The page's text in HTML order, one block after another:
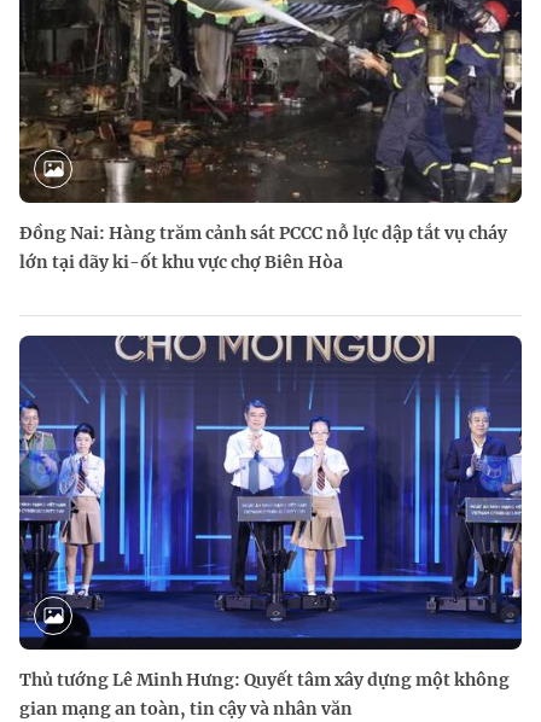
Đồng Nai: Hàng trăm cảnh sát PCCC nỗ lực dập tắt vụ cháy
lớn tại dãy ki-ốt khu vực chợ Biên Hòa
Thủ tướng Lê Minh Hưng: Quyết tâm xây dựng một không
gian mạng an toàn, tin cậy và nhân văn